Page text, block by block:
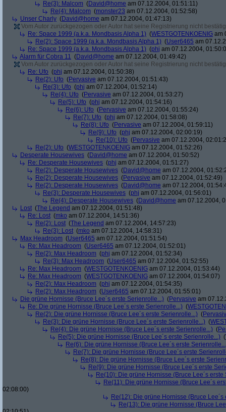
Re(3): Malcom (David@home am 07.12.2004, 01:51:11)
Re(4): Malcom (monster23 am 07.12.2004, 01:52:58)
Unser Charly (David@home am 07.12.2004, 01:47:13)
Vom Autor zurückgezogen oder Autor hat seine Registrierung nicht
Re: Space 1999 (a.k.a. Mondbasis Alpha 1) (WESTGOTENKOENIG am
Re(2): Space 1999 (a.k.a. Mondbasis Alpha 1) (User6465 am
Re: Space 1999 (a.k.a. Mondbasis Alpha 1) (phj am 07.12.2004,
Alarm für Cobra 11 (David@home am 07.12.2004, 01:49:42)
Vom Autor zurückgezogen oder Autor hat seine Registrierung nicht
Re: Ufo (phj am 07.12.2004, 01:50:38)
Re(2): Ufo (Pervasive am 07.12.2004, 01:51:43)
Re(3): Ufo (phj am 07.12.2004, 01:52:14)
Re(4): Ufo (Pervasive am 07.12.2004, 01:53:27)
Re(5): Ufo (phj am 07.12.2004, 01:54:16)
Re(6): Ufo (Pervasive am 07.12.2004, 01:55:24)
Re(7): Ufo (phj am 07.12.2004, 01:58:08)
Re(8): Ufo (Pervasive am 07.12.2004, 01:59:11)
Re(9): Ufo (phj am 07.12.2004, 02:00:19)
Re(10): Ufo (Pervasive am 07.12.2004,
Re(2): Ufo (WESTGOTENKOENIG am 07.12.2004, 01:52:26)
Desperate Housewives (David@home am 07.12.2004, 01:50:52)
Re: Desperate Housewives (phj am 07.12.2004, 01:51:27)
Re(2): Desperate Housewives (David@home am 07.12.2004,
Re(2): Desperate Housewives (Pervasive am 07.12.2004, 01:52:49)
Re(2): Desperate Housewives (David@home am 07.12.2004,
Re(3): Desperate Housewives (phj am 07.12.2004, 01:56:01)
Re(4): Desperate Housewives (David@home am 07.12.2004,
Lost (The Legend am 07.12.2004, 01:51:48)
Re: Lost (mko am 07.12.2004, 14:51:36)
Re(2): Lost (The Legend am 07.12.2004, 14:57:23)
Re(3): Lost (mko am 07.12.2004, 14:58:31)
Max Headroom (User6465 am 07.12.2004, 01:51:54)
Re: Max Headroom (User6465 am 07.12.2004, 01:52:01)
Re(2): Max Headroom (phj am 07.12.2004, 01:52:34)
Re(3): Max Headroom (User6465 am 07.12.2004, 01:52:55)
Re: Max Headroom (WESTGOTENKOENIG am 07.12.2004, 01:53:44)
Re: Max Headroom (WESTGOTENKOENIG am 07.12.2004, 01:54:07)
Re(2): Max Headroom (phj am 07.12.2004, 01:54:35)
Re(2): Max Headroom (User6465 am 07.12.2004, 01:55:01)
Die grüne Hornisse (Bruce Lee´s erste Serienrolle...) (Pervasive am
Re: Die grüne Hornisse (Bruce Lee´s erste Serienrolle...) (
Re(2): Die grüne Hornisse (Bruce Lee´s erste Serienrolle...) (
Re(3): Die grüne Hornisse (Bruce Lee´s erste Serienrolle...) (
Re(4): Die grüne Hornisse (Bruce Lee´s erste Serienrolle...) (
Re(5): Die grüne Hornisse (Bruce Lee´s erste Serienrolle...) (
Re(6): Die grüne Hornisse (Bruce Lee´s erste
Re(7): Die grüne Hornisse (Bruce Lee´s erste
Re(8): Die grüne Hornisse (Bruce Lee´s erste
Re(9): Die grüne Hornisse (Bruce Lee´s erste
Re(10): Die grüne Hornisse (Bruce Lee´s erste
Re(11): Die grüne Hornisse (Bruce Lee´s
02:08:00)
Re(12): Die grüne Hornisse (Bruce
Re(13): Die grüne Hornisse (Bruce